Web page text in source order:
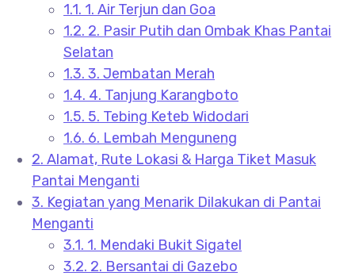
1.1. 1. Air Terjun dan Goa
1.2. 2. Pasir Putih dan Ombak Khas Pantai
Selatan
1.3. 3. Jembatan Merah
1.4. 4. Tanjung Karangboto
1.5. 5. Tebing Keteb Widodari
1.6. 6. Lembah Menguneng
2. Alamat, Rute Lokasi & Harga Tiket Masuk
Pantai Menganti
3. Kegiatan yang Menarik Dilakukan di Pantai
Menganti
3.1. 1. Mendaki Bukit Sigatel
3.2. 2. Bersantai di Gazebo